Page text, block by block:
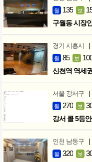
월 135 보
구월동 시장
경기 시흥시 |
월 85 보
신천역 역세
서울 강서구 |
월 270 보
강서 콜 5등
인천 남동구 |
월 320 보